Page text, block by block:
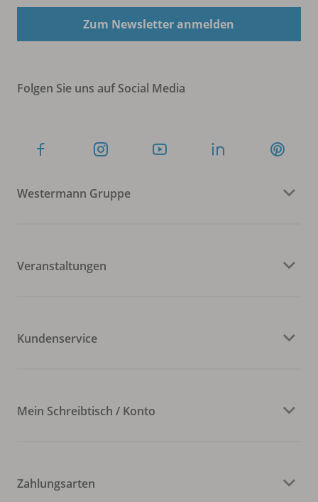
Zum Newsletter anmelden
Folgen Sie uns auf Social Media
Westermann Gruppe
Veranstaltungen
Kundenservice
Mein Schreibtisch / Konto
Zahlungsarten